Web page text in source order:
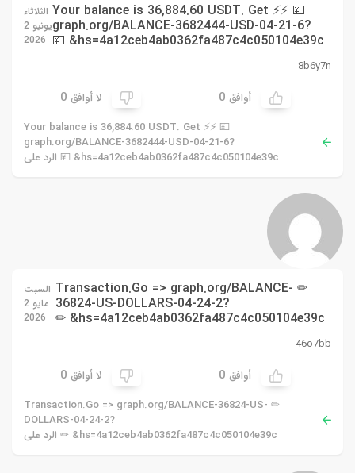
💴 Your balance is 36,884.60 USDT. Get ⚡⚡
graph.org/BALANCE-3682444-USD-04-21-6?
hs=4a12ceb4ab0362fa487c4c050104e39c& 💴
الثلاثاء
يونيو 2
2026
8b6y7n
أوافق 0 لا أوافق 0
💴 Your balance is 36,884.60 USDT. Get ⚡⚡
graph.org/BALANCE-3682444-USD-04-21-6?
hs=4a12ceb4ab0362fa487c4c050104e39c& 💴 الرد على
✏ Transaction.Go => graph.org/BALANCE-
36824-US-DOLLARS-04-24-2?
hs=4a12ceb4ab0362fa487c4c050104e39c& ✏
السبت
مايو 2
2026
46o7bb
أوافق 0 لا أوافق 0
✏ Transaction.Go => graph.org/BALANCE-36824-US-
DOLLARS-04-24-2?
hs=4a12ceb4ab0362fa487c4c050104e39c& ✏ الرد على